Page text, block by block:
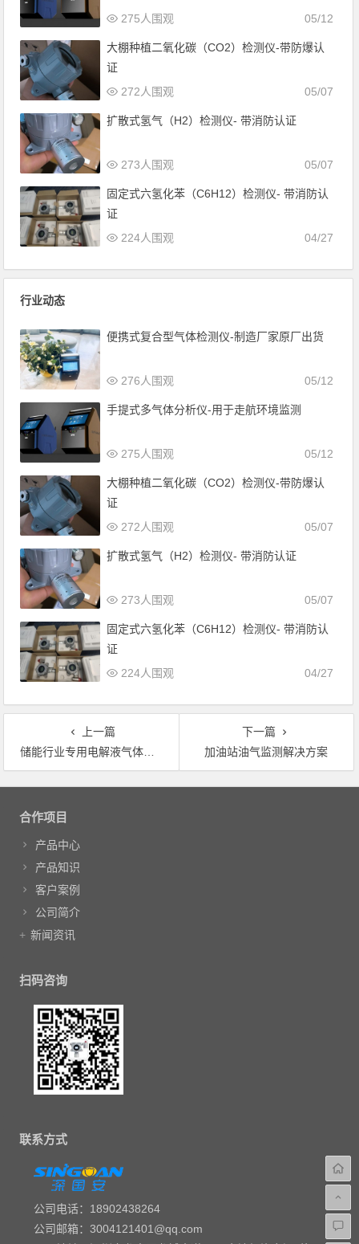
05/12
275人围观
大棚种植二氧化碳（CO2）检测仪-带防爆认
证
05/07
272人围观
扩散式氢气（H2）检测仪- 带消防认证
05/07
273人围观
固定式六氢化苯（C6H12）检测仪- 带消防认
证
04/27
224人围观
行业动态
便携式复合型气体检测仪-制造厂家原厂出货
05/12
276人围观
手提式多气体分析仪-用于走航环境监测
05/12
275人围观
大棚种植二氧化碳（CO2）检测仪-带防爆认
证
05/07
272人围观
扩散式氢气（H2）检测仪- 带消防认证
05/07
273人围观
固定式六氢化苯（C6H12）检测仪- 带消防认
证
04/27
224人围观
上一篇
储能行业专用电解液气体检测仪－输出4-20MA信号
下一篇
加油站油气监测解决方案
文章导航
合作项目
产品中心
产品知识
客户案例
公司简介
新闻资讯
扫码咨询
联系方式
公司电话：18902438264
公司邮箱：3004121401@qq.com